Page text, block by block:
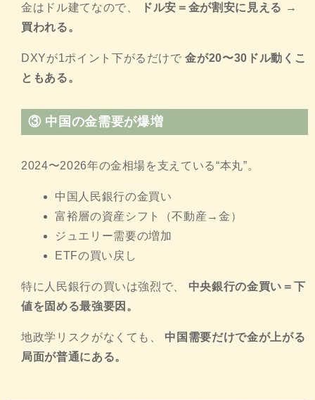
金はドル建てなので、
ドル安＝金が割安に見える →
買われる。
DXYが1ポイント下がるだけで金が20〜30ドル動くこ
ともある。
③ 中国の金需要が爆増
2024〜2026年の金相場を支えている“本丸”。
中国人民銀行の金買い
富裕層の資産シフト（不動産→金）
ジュエリー需要の増加
ETFの買い戻し
特に人民銀行の買いは強烈で、 中央銀行の金買い＝下
値を固める最強要因。
地政学リスクがなくても、 中国需要だけで金が上がる
局面が普通にある。